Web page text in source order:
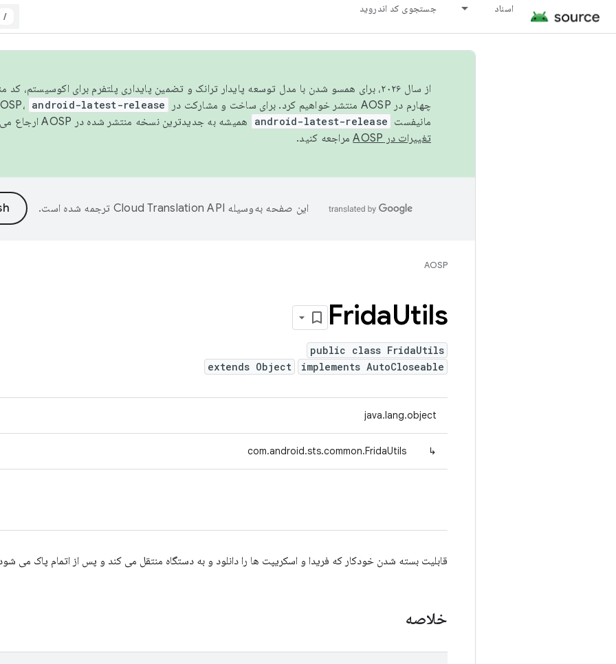
اسناد جستجوی کد اندروید
/
از سال ۲۰۲۶، برای همسو شدن با مدل توسعه پایدار ترانک و تضمین پایداری پلتفرم برای اکوسیستم،
چهارم در AOSP منتشر خواهیم کرد. برای ساخت و مشارکت در AOSP،
android-latest-release
مانیفست android-latest-release
همیشه به جدیدترین نسخه منتشر شده در AOSP ارجاع می‌دهد. برای اطلاعات بیشتر، به
تغییرات در AOSP
مراجعه کنید.
این صفحه به‌وسیله ترجمه شده است.
AOSP
FridaUtils
public class FridaUtils
extends Object
implements AutoCloseable
java.lang.object
↳
com.android.sts.common.FridaUtils
قابلیت بسته شدن خودکار که فریدا و اسکریپت ها را دانلود و به دستگاه منتقل می کند و پس از اتمام پاک می
خلاصه